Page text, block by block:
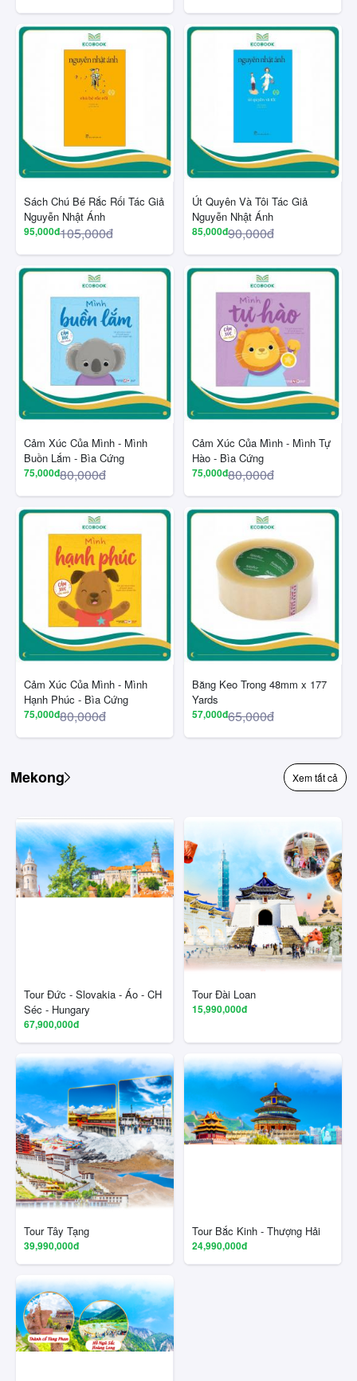
Sách Chú Bé Rắc Rối Tác Giả
Nguyễn Nhật Ánh
95,000đ105,000đ
Út Quyên Và Tôi Tác Giả
Nguyễn Nhật Ánh
85,000đ90,000đ
Cảm Xúc Của Mình - Mình
Buồn Lắm - Bìa Cứng
75,000đ80,000đ
Cảm Xúc Của Mình - Mình Tự
Hào - Bìa Cứng
75,000đ80,000đ
Cảm Xúc Của Mình - Mình
Hạnh Phúc - Bìa Cứng
75,000đ80,000đ
Băng Keo Trong 48mm x 177
Yards
57,000đ65,000đ
Mekong Xem tất cả
Tour Đức - Slovakia - Áo - CH
Séc - Hungary
67,900,000đ
Tour Đài Loan
15,990,000đ
Tour Tây Tạng
39,990,000đ
Tour Bắc Kinh - Thượng Hải
24,990,000đ